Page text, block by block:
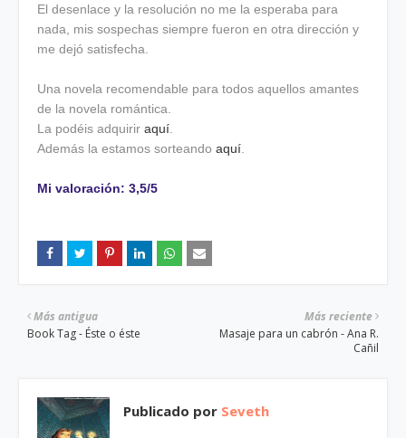
El desenlace y la resolución no me la esperaba para
nada, mis sospechas siempre fueron en otra dirección y
me dejó satisfecha.
Una novela recomendable para todos aquellos amantes
de la novela romántica.
La podéis adquirir aquí
Además la estamos sorteando aquí
Mi valoración: 3,5/5
Más reciente
Masaje para un cabrón - Ana R.
Cañil
Más antigua
Book Tag - Éste o éste
Publicado por Seveth